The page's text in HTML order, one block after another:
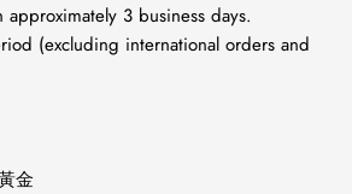
3 business days.
(excluding international orders and
金